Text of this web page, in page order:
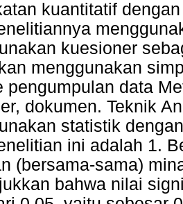
kuantitatif
kuesioner
menggunakan
pengumpulan data
dokumen. Teknik
statistik
ini adalah 1.
(bersama-sama)
bahwa nilai